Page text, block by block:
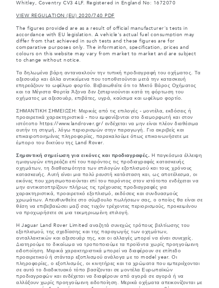
Whitley, Coventry CV3 4LF. Registered in England No: 1672070
VIEW REGULATION (EU) 2020/740 PDF
The figures provided are as a result of official manufacturer's tests in
accordance with EU legislation. A vehicle's actual fuel consumption may
differ from that achieved in such tests and these figures are for
comparative purposes only. The information, specification, prices and
colours on this website may vary from market to market and are subject
to change without notice.
Τα δηλωμένα βάρη αντανακλούν την τυπική προδιαγραφή του οχήματος. Τα
αξεσουάρ και άλλα αντικείμενα που τοποθετούνται μετά την κατασκευή
επηρεάζουν το ωφέλιμο φορτίο. Βεβαιωθείτε ότι το Μικτό Βάρος Οχήματος
και τα Μέγιστα Φορτία Άξονα δεν ξεπερνιούνται κατά τη φόρτωση του
οχήματος με αξεσουάρ, επιβάτες, υγρά, καύσιμα και ωφέλιμο φορτίο.
ΣΗΜΑΝΤΙΚΗ ΣΗΜΕΙΩΣΗ: Μερικές από τις επιλογές - μοντέλα, εκδόσεις ή
προαιρετικά χαρακτηριστικά - που εμφανίζονται στο διαμορφωτή και στον
ιστότοπο https://www.landrover.gr/ ενδέχεται να μην είναι πλέον διαθέσιμα
αυτήν τη στιγμή, λόγω περιορισμών στην παραγωγή. Για ακριβείς και
επικαιροποιημένες πληροφορίες, παρακαλούμε όπως επικοινωνήσετε με
έμπορο του δικτύου της Land Rover.
Σημαντική σημείωση για εικόνες και προδιαγραφές. Η παγκόσμια έλλειψη
ημιαγωγών επηρεάζει επί του παρόντος τις προδιαγραφές κατασκευής
οχημάτων, τη διαθεσιμότητα των επιλογών εξοπλισμού και τους χρόνους
κατασκευής. Αυτή είναι μια πολύ ρευστή κατάσταση και, ως αποτέλεσμα, οι
εικόνες που χρησιμοποιούνται επί του παρόντος στον ιστότοπο ενδέχεται να
μην αντικατοπτρίζουν πλήρως τις τρέχουσες προδιαγραφές για
χαρακτηριστικά, προαιρετικό εξοπλισμό, εκδόσεις και συνδυασμούς
χρωμάτων. Απευθυνθείτε στο σύμβουλο πωλήσεων σας, ο οποίος θα είναι σε
θέση να επιβεβαιώσει μαζί σας τυχόν τρέχοντες περιορισμούς, προκειμένου
να προχωρήσετε σε μια τεκμηριωμένη επιλογή.
Η Jaguar Land Rover Limited αναζητά συνεχώς τρόπους βελτίωσης του
εξοπλισμού, της σχεδίασης και της παραγωγής των οχημάτων,
ανταλλακτικών και αξεσουάρ της, και οι αλλαγές μπορεί να είναι συνεχείς.
Διατηρούμε το δικαίωμα να τροποποιούμε τα προϊόντα χωρίς προηγούμενη
ειδοποίηση. Μερικά χαρακτηριστικά μπορεί να διαφέρουν σε επίπεδο
προαιρετικού ή στάνταρ εξοπλισμού ανάλογα με το model year. Οι
πληροφορίες, ο εξοπλισμός, οι κινητήρες και τα χρώματα που εμπεριέχονται
σε αυτό το διαδικτυακό τόπο βασίζονται σε μοντέλα Ευρωπαϊκών
προδιαγραφών και ενδέχεται να διαφέρουν από αγορά σε αγορά ή να
αλλάξουν χωρίς προηγούμενη ειδοποίηση. Μερικά οχήματα απεικονίζονται με